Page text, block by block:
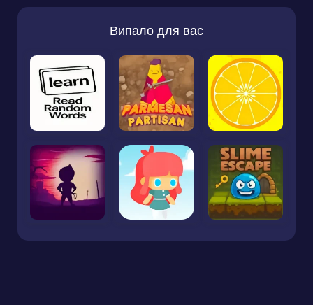
Випало для вас